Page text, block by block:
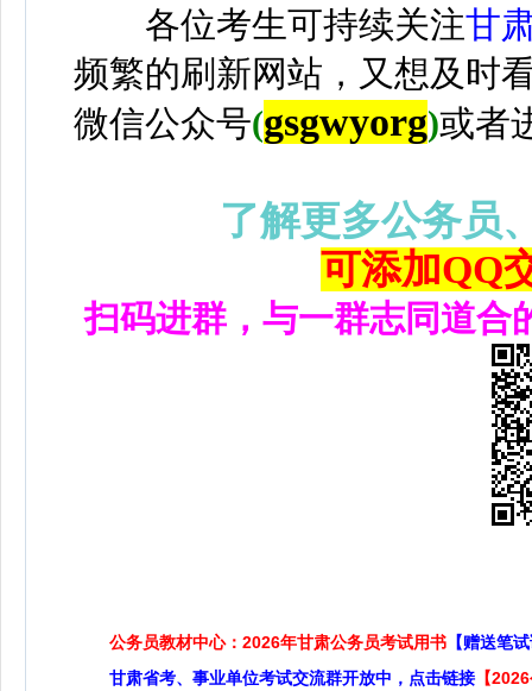
各位考生可持续关注甘
频繁的刷新网站，又想及时
微信公众号(gsgwyorg)或者
了解更多公务员
可添加QQ
扫码进群，与一群志同道合
公务员教材中心：2026年甘肃公务员考试用书 【赠送笔
甘肃省考、事业单位考试交流群开放中，点击链接 【